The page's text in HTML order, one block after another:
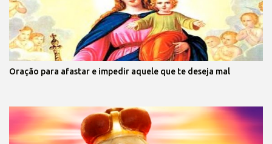
Oração para afastar e impedir aquele que te deseja mal